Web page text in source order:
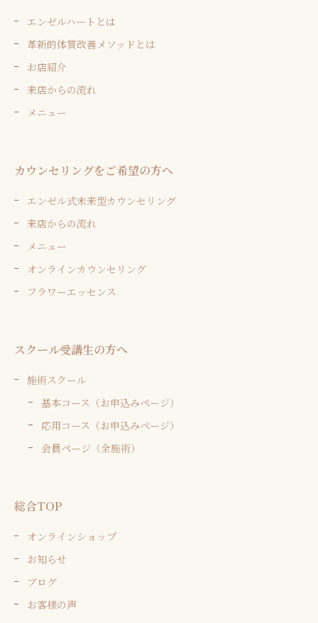
エンゼルハートとは
革新的体質改善メソッドとは
お店紹介
来店からの流れ
メニュー
カウンセリングをご希望の方へ
エンゼル式未来型カウンセリング
来店からの流れ
メニュー
オンラインカウンセリング
フラワーエッセンス
スクール受講生の方へ
施術スクール
基本コース（お申込みページ）
応用コース（お申込みページ）
会員ページ（全施術）
総合TOP
オンラインショップ
お知らせ
ブログ
お客様の声